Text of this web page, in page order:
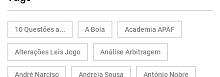
10 Questões a... A Bola Academia APAF
Alterações Leis Jogo Análise Arbitragem
André Narciso Andreia Sousa António Nobre